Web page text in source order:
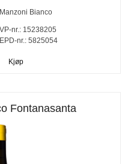
Manzoni Bianco
VP-nr.: 15238205
EPD-nr.: 5825054
Kjøp
Fontanasanta